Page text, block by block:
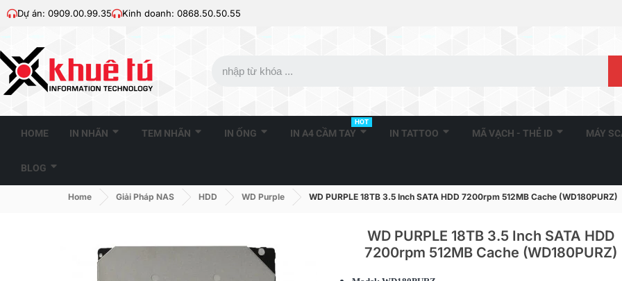
Dự án: 0909.00.99.35 Kinh doanh: 0868.50.50.55
HOME IN NHÃN TEM NHÃN IN ỐNG IN A4 CẦM TAY
HOT
IN TATTOO MÃ VẠCH - THẺ ID MÁY
BLOG
Home Giải Pháp NAS HDD WD Purple WD PURPLE 18TB 3.5 Inch SATA HDD 7200rpm 512MB Cache (WD180PURZ)
WD PURPLE 18TB 3.5 Inch SATA HDD
7200rpm 512MB Cache (WD180PURZ)